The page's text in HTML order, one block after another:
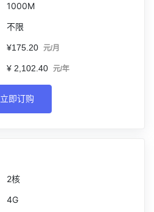
1000M
不限
¥175.20 元/月
¥ 2,102.40 元/年
立即订购
2核
4G